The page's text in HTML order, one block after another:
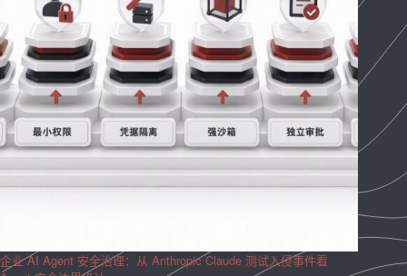
企业 AI Agent 安全治理：从 Anthropic Claude 测试入侵事件看